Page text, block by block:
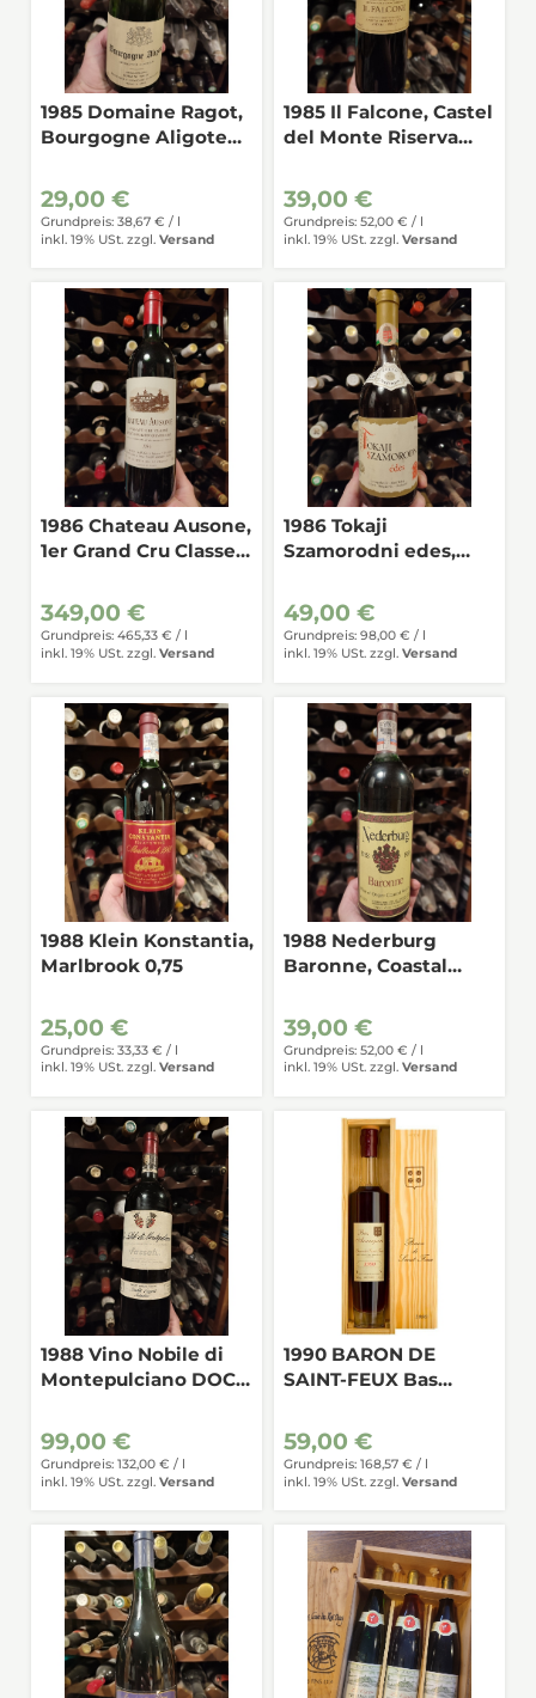
1985 Domaine Ragot,
Bourgogne Aligote
29,00 €
Grundpreis: 38,67 € /
inkl. 19% USt. zzgl. Versand
1985 Il Falcone, Castel
del Monte Riserva
39,00 €
Grundpreis: 52,00 € /
inkl. 19% USt. zzgl. Versand
1986 Chateau Ausone,
1er Grand Cru Classe,
0,75
349,00 €
Grundpreis: 465,33 € /
inkl. 19% USt. zzgl. Versand
1986 Tokaji
Szamorodni edes,
49,00 €
Grundpreis: 98,00 € /
inkl. 19% USt. zzgl. Versand
1988 Klein Konstantia,
Marlbrook 0,75
25,00 €
Grundpreis: 33,33 € / l
inkl. 19% USt. zzgl. Versand
1988 Nederburg
Baronne, Coastal
39,00 €
Grundpreis: 52,00 € / l
inkl. 19% USt. zzgl. Versand
1988 Vino Nobile di
Montepulciano DOCG
99,00 €
Grundpreis: 132,00 € / l
inkl. 19% USt. zzgl. Versand
1990 BARON DE
SAINT-FEUX Bas
59,00 €
Grundpreis: 168,57 € / l
inkl. 19% USt. zzgl. Versand